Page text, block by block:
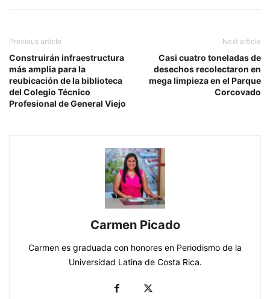
Previous article
Construirán infraestructura
más amplia para la
reubicación de la biblioteca
del Colegio Técnico
Profesional de General Viejo
Next article
Casi cuatro toneladas de
desechos recolectaron en
mega limpieza en el Parque
Corcovado
Carmen Picado
Carmen es graduada con honores en Periodismo de la
Universidad Latina de Costa Rica.